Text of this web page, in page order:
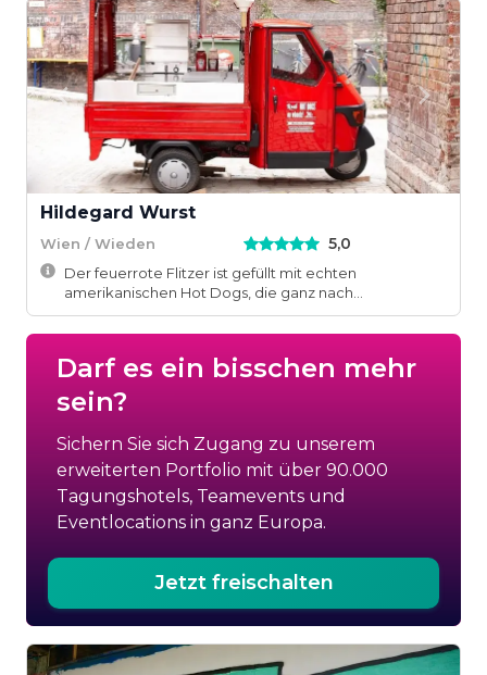
Hildegard Wurst
Wien / Wieden 5,0
Der feuerrote Flitzer ist gefüllt mit echten
amerikanischen Hot Dogs, die ganz nach
persönlichem ...
Darf es ein bisschen mehr
sein?
Sichern Sie sich Zugang zu unserem
erweiterten Portfolio mit über 90.000
Tagungshotels, Teamevents und
Eventlocations in ganz Europa.
Jetzt freischalten